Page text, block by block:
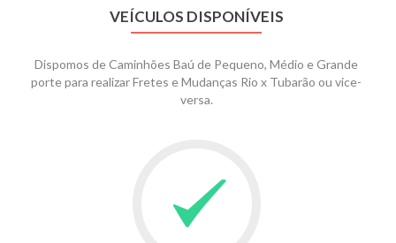
VEÍCULOS DISPONÍVEIS
Dispomos de Caminhões Baú de Pequeno, Médio e Grande
porte para realizar Fretes e Mudanças Rio x Tubarão ou vice-
versa.